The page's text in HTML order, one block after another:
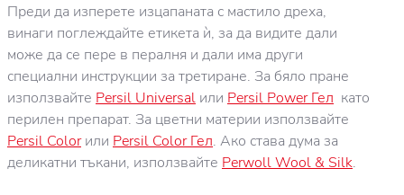
Преди да изперете изцапаната с мастило дреха,
винаги поглеждайте етикета ѝ, за да видите дали
може да се пере в пералня и дали има други
специални инструкции за третиране. За бяло пране
използвайте Persil Universal или Persil Power Гел като
перилен препарат. За цветни материи използвайте
Persil Colorили Persil Color Гел. Ако става дума за
деликатни тъкани, използвайте Perwoll Wool & Silk.